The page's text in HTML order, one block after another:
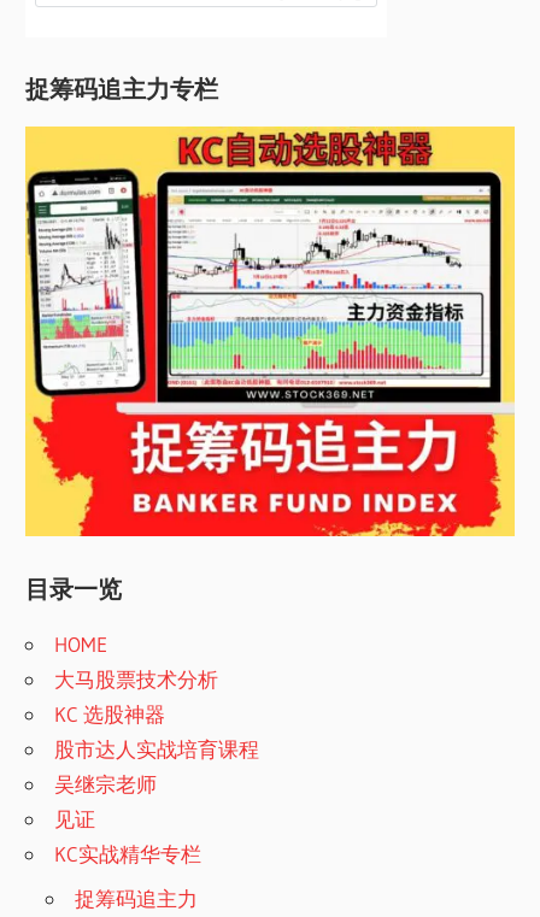
捉筹码追主力专栏
目录一览
HOME
大马股票技术分析
KC 选股神器
股市达人实战培育课程
吴继宗老师
见证
KC实战精华专栏
捉筹码追主力